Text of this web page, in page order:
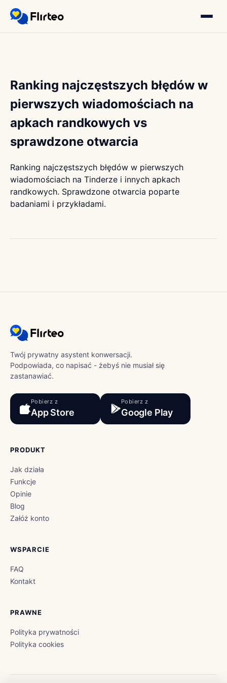
Ranking najczęstszych błędów w
pierwszych wiadomościach na
apkach randkowych vs
sprawdzone otwarcia
Ranking najczęstszych błędów w pierwszych
wiadomościach na Tinderze i innych apkach
randkowych. Sprawdzone otwarcia poparte
badaniami i przykładami.
Twój prywatny asystent konwersacji.
Podpowiada, co napisać - żebyś nie musiał się
zastanawiać.
Pobierz z
App Store
Pobierz z
Google Play
PRODUKT
Jak działa
Funkcje
Opinie
Blog
Załóż konto
WSPARCIE
FAQ
Kontakt
PRAWNE
Polityka prywatności
Polityka cookies